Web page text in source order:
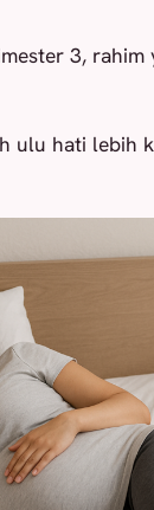
3, rahim
ulu hati lebih